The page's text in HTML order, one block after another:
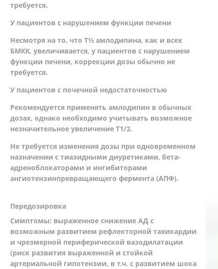
требуется.
У пациентов с нарушением функции печени
Несмотря на то, что Т½ амлодипина, как и всех
БМКК, увеличивается, у пациентов с нарушением
функции печени, коррекции дозы обычно не
требуется.
У пациентов с почечной недостаточностью
Рекомендуется применять амлодипин в обычных
дозах, однако необходимо учитывать возможное
незначительное увеличение Т1/2.
Не требуется изменения дозы при одновременном
назначении с тиазидными диуретиками, бета-
адреноблокаторами и ингибиторами
ангиотензинпревращающего фермента (АПФ).
Передозировка
Симптомы: выраженное снижение АД с
возможным развитием рефлекторной тахикардии
и чрезмерной периферической вазодилатации
(риск развития выраженной и стойкой
артериальной гипотензии, в т.ч. с развитием шока